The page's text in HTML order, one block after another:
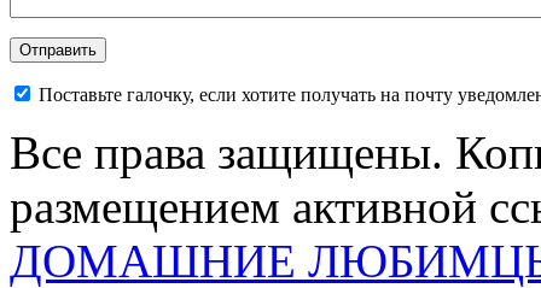
Поставьте галочку, если хотите получать на почту
Все права защищены.
размещением активной
ДОМАШНИЕ